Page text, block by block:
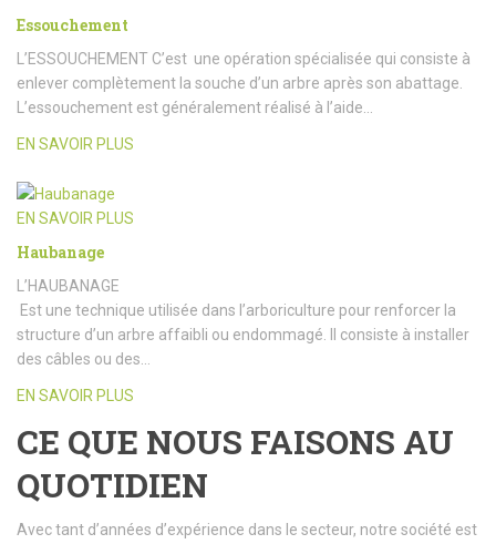
Essouchement
L’ESSOUCHEMENT C’est une opération spécialisée qui consiste à
enlever complètement la souche d’un arbre après son abattage.
L’essouchement est généralement réalisé à l’aide…
EN SAVOIR PLUS
EN SAVOIR PLUS
Haubanage
L’HAUBANAGE
Est une technique utilisée dans l’arboriculture pour renforcer la
structure d’un arbre affaibli ou endommagé. Il consiste à installer
des câbles ou des…
EN SAVOIR PLUS
CE QUE NOUS FAISONS AU
QUOTIDIEN
Avec tant d’années d’expérience dans le secteur, notre société est